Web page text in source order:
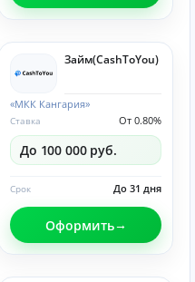
Займ(CashToYou)
«МКК Кангария»
От 0.80%
Ставка
До 100 000 руб.
До 31 дня
Срок
Оформить